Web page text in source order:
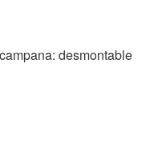
desmontable